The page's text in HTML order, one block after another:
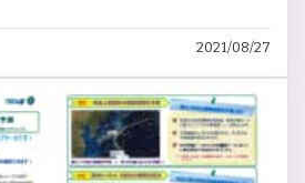
2021/08/27